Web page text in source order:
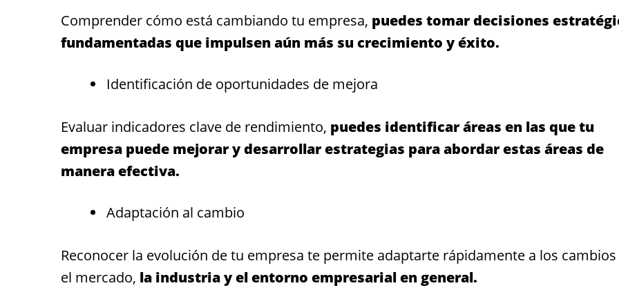
Comprender cómo está cambiando tu empresa, puedes tomar decisiones
fundamentadas que impulsen aún más su crecimiento y éxito.
Identificación de oportunidades de mejora
Evaluar indicadores clave de rendimiento, puedes identificar áreas en las que tu
empresa puede mejorar y desarrollar estrategias para abordar estas áreas de
manera efectiva.
Adaptación al cambio
Reconocer la evolución de tu empresa te permite adaptarte rápidamente a los
el mercado, la industria y el entorno empresarial en general.